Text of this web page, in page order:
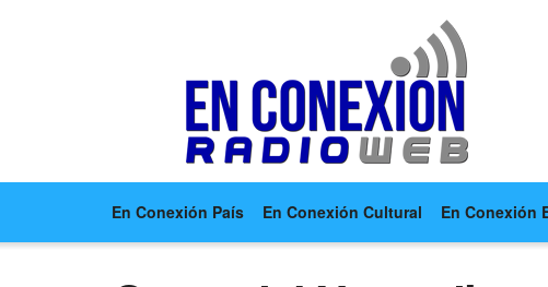
En Conexión País En Conexión Cultural En Conexión